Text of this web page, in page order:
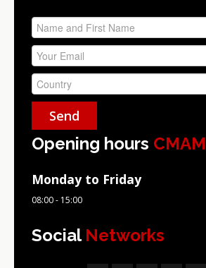
Opening hours CMAM
Monday to Friday
08:00 - 15:00
Social Networks